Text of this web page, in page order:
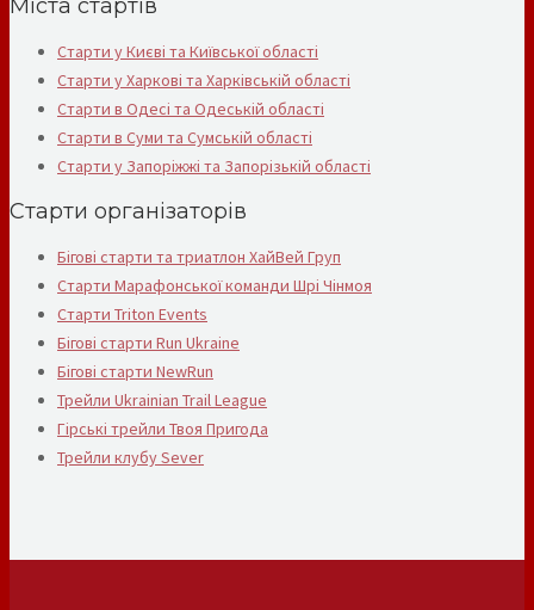
Міста стартів
Старти у Києві та Київської області
Старти у Харкові та Харківській області
Старти в Одесі та Одеській області
Старти в Суми та Сумській області
Старти у Запоріжжі та Запорізькій області
Старти організаторів
Бігові старти та триатлон ХайВей Груп
Старти Марафонської команди Шрі Чінмоя
Старти Triton Events
Бігові старти Run Ukraine
Бігові старти NewRun
Трейли Ukrainian Trail League
Гірські трейли Твоя Пригода
Трейли клубу Sever